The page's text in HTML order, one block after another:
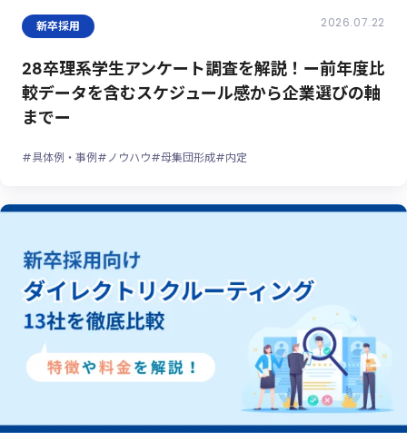
新卒採用 2026.07.22
28卒理系学生アンケート調査を解説！ー前年度比
較データを含むスケジュール感から企業選びの軸
までー
#具体例・事例#ノウハウ#母集団形成#内定